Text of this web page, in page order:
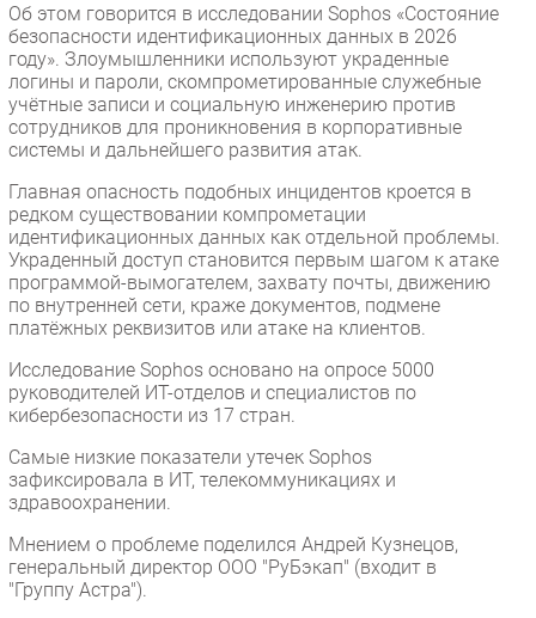
ПО
Outsourcing
Кадры
Регулирование
Финансы
Безопасность
Инновации
CIO/Управление ИТ
Гаджеты
РАЗДЕЛЫ
Новости
Аналитика
Мероприятия
Проекты
Об этом говорится в исследовании Sophos «Состояние
безопасности идентификационных данных в 2026
году». Злоумышленники используют украденные
логины и пароли, скомпрометированные служебные
учётные записи и социальную инженерию против
сотрудников для проникновения в корпоративные
системы и дальнейшего развития атак.
Главная опасность подобных инцидентов кроется в
редком существовании компрометации
идентификационных данных как отдельной проблемы.
Украденный доступ становится первым шагом к атаке
программой-вымогателем, захвату почты, движению
по внутренней сети, краже документов, подмене
платёжных реквизитов или атаке на клиентов.
Исследование Sophos основано на опросе 5000
руководителей ИТ-отделов и специалистов по
кибербезопасности из 17 стран.
Самые низкие показатели утечек Sophos
зафиксировала в ИТ, телекоммуникациях и
здравоохранении.
Мнением о проблеме поделился Андрей Кузнецов,
генеральный директор ООО "РуБэкап" (входит в
"Группу Астра").